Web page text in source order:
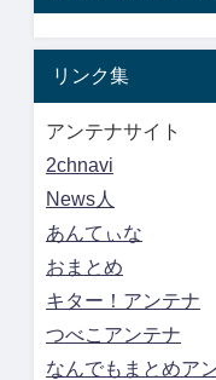
リンク集
アンテナサイト
2chnavi
News人
あんてぃな
おまとめ
キター！アンテナ
つべこアンテナ
なんでもまとめア